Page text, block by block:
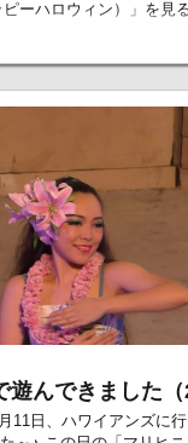
ーハロウィン）」を見
遊んできました
11日、ハワイアンズに